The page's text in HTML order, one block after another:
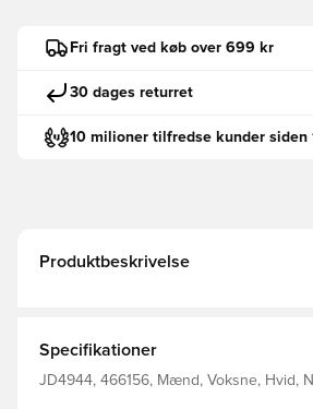
Fri fragt ved køb over 699 kr
30 dages returret
10 milioner tilfredse kunder siden
Produktbeskrivelse
Specifikationer
JD4944, 466156, Mænd, Voksne, Hvid,